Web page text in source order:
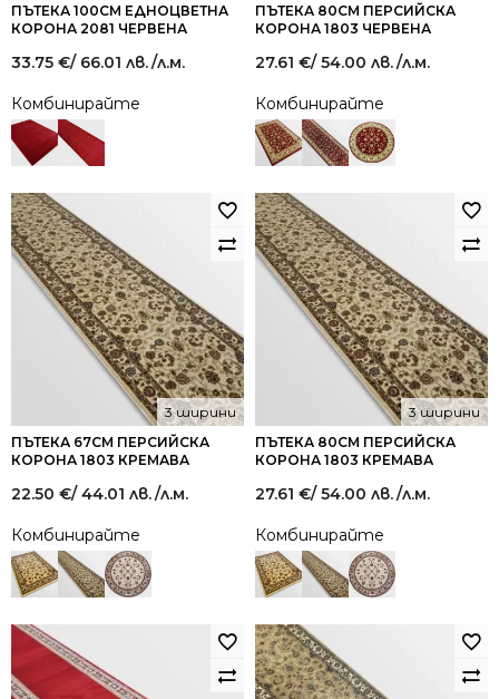
ПЪТЕКА 100СМ ЕДНОЦВЕТНА
КОРОНА 2081 ЧЕРВЕНА
33.75 €/ 66.01 лв./л.м.
Комбинирайте
ПЪТЕКА 80СМ ПЕРСИЙСКА
КОРОНА 1803 ЧЕРВЕНА
27.61 €/ 54.00 лв./л.м.
Комбинирайте
ПЪТЕКА 67СМ ПЕРСИЙСКА
КОРОНА 1803 КРЕМАВА
3 ширини
22.50 €/ 44.01 лв./л.м.
Комбинирайте
ПЪТЕКА 80СМ ПЕРСИЙСКА
КОРОНА 1803 КРЕМАВА
3 ширини
27.61 €/ 54.00 лв./л.м.
Комбинирайте